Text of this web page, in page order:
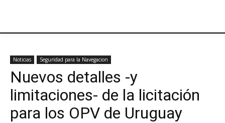
Noticias Seguridad para la Navegacion
Nuevos detalles -y
limitaciones- de la licitación
para los OPV de Uruguay